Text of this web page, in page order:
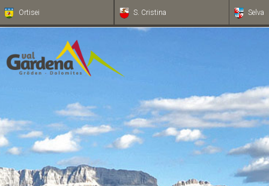
Ortisei S. Cristina Selva